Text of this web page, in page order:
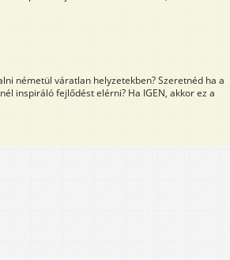
németül váratlan helyzetekben? Szeretnéd ha a
inspiráló fejlődést elérni? Ha IGEN, akkor ez a